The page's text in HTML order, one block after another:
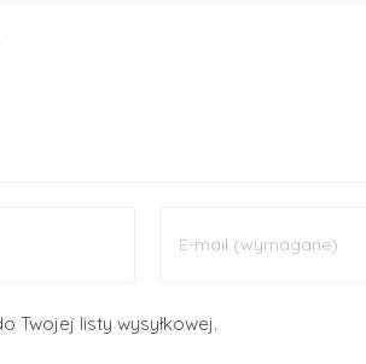
Twojej listy wysyłkowej.